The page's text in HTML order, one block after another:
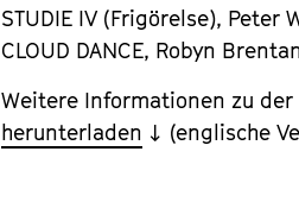
STUDIE IV (Frigörelse), Peter
CLOUD DANCE, Robyn
Weitere Informationen zu
herunterladen
(englische